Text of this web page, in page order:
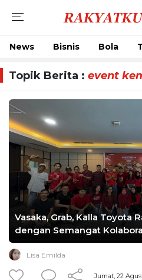
News Bisnis Bola
Topik Berita : event
Vasaka, Grab, Kalla Toyota
dengan Semangat
Lisa Emilda
Jumat, 22